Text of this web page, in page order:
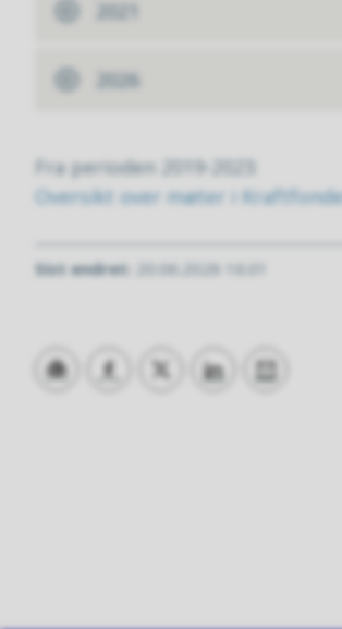
2021
2026
Fra perioden 2019-2023:
Oversikt over møter i
Sist endret 20.06.2026 16.01